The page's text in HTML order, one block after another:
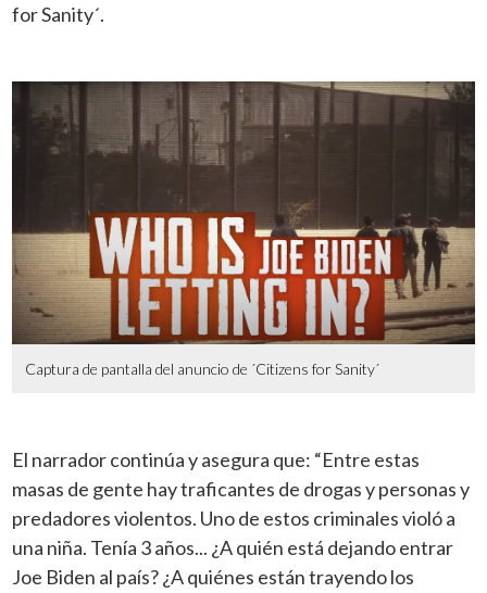
for Sanity´.
Captura de pantalla del anuncio de ´Citizens for Sanity´
El narrador continúa y asegura que: “Entre estas
masas de gente haytraficantes de drogas y personas y
predadores violentos. Uno de estos criminales violó a
una niña. Tenía 3 años... ¿A quién está dejando entrar
Joe Biden al país? ¿A quiénes están trayendo los